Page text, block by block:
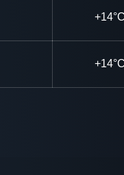
+14°C
+14°C